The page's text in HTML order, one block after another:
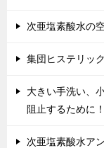
次亜塩素酸水の
集団ヒステリッ
大きい手洗い、
阻止するために！
次亜塩素酸水ア